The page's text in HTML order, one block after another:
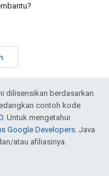
dilisensikan berdasarkan
contoh kode
. Untuk mengetahui
Google Developers . Java
atau afiliasinya.